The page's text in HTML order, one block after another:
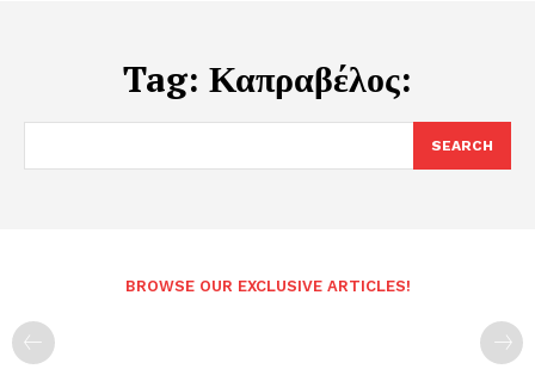
Tag: Καπραβέλος:
SEARCH
BROWSE OUR EXCLUSIVE ARTICLES!